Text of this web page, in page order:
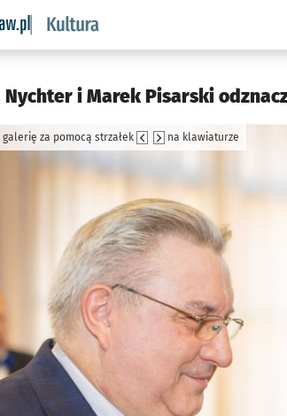
wroclaw.pl podserwis: Kultura
Nychter i Marek Pisarski
galerię za pomocą strzałek na klawiaturze